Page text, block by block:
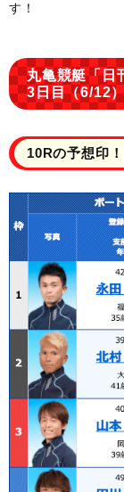
す！
丸亀競艇「日
3日目（6/12
10Rの予想印